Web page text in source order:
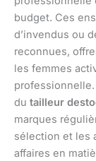
budget. Ces
d’invendus ou
reconnues,
les femmes
du tailleur
marques
sélection et les
affaires en